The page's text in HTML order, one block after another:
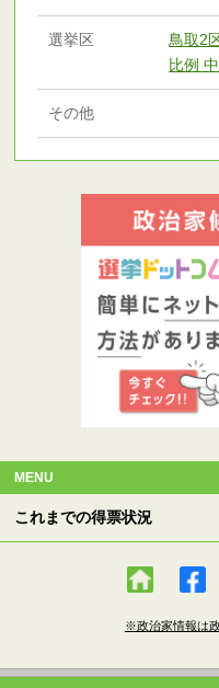
選挙区 鳥取2
比例
その他
MENU
これまでの得票状況
※政治家情報は